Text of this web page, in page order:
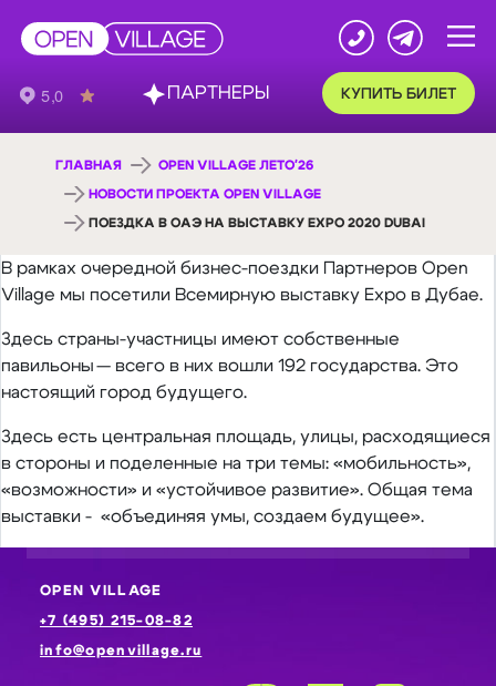
КУПИТЬ БИЛЕТ
ГЛАВНАЯ OPEN VILLAGE ЛЕТО'26
НОВОСТИ ПРОЕКТА OPEN VILLAGE
ПОЕЗДКА В ОАЭ НА ВЫСТАВКУ EXPO 2020 DUBAI
В рамках очередной бизнес-поездки Партнеров Open
Village мы посетили Всемирную выставку Expo в Дубае.
Здесь страны-участницы имеют собственные
павильоны — всего в них вошли 192 государства. Это
настоящий город будущего.
Здесь есть центральная площадь, улицы, расходящиеся
в стороны и поделенные на три темы: «мобильность»,
«возможности» и «устойчивое развитие». Общая тема
выставки - «объединяя умы, создаем будущее».
OPEN VILLAGE
+7 (495) 215-08-82
info@openvillage.ru